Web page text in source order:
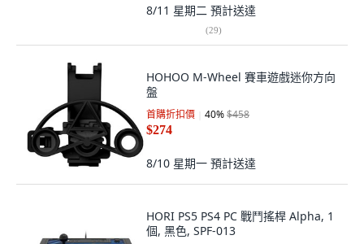
8/11 星期二 預計送達
(29)
HOHOO M-Wheel 賽車遊戲迷你方向
盤
首購折扣價 40%$458
$274
8/10 星期一 預計送達
HORI PS5 PS4 PC 戰鬥搖桿 Alpha, 1
個, 黑色, SPF-013